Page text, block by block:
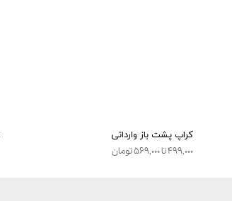
کراپ پشت باز وارداتی
۴۹۹,۰۰۰ تا ۵۶۹,۰۰۰ تومان